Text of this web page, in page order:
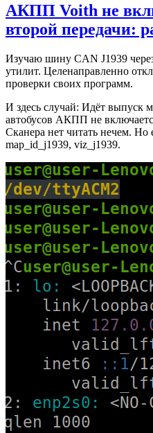
АКПП Voith не
второй передачи:
Изучаю шину CAN J1939
утилит. Целенаправленно
проверки своих программ.
И здесь случай: Идёт выпуск
автобусов АКПП не
Сканера нет читать нечем.
map_id_j1939, viz_j1939.